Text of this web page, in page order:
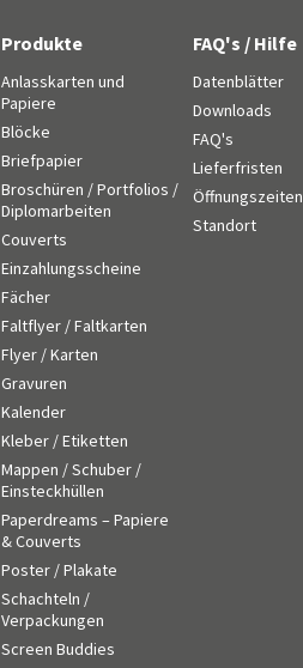
Produkte
Anlasskarten und
Papiere
Blöcke
Briefpapier
Broschüren / Portfolios /
Diplomarbeiten
Couverts
Einzahlungsscheine
Fächer
Faltflyer / Faltkarten
Flyer / Karten
Gravuren
Kalender
Kleber / Etiketten
Mappen / Schuber /
Einsteckhüllen
Paperdreams – Papiere
& Couverts
Poster / Plakate
Schachteln /
Verpackungen
Screen Buddies
FAQ's / Hilfe
Datenblätter
Downloads
FAQ's
Lieferfristen
Öffnungszeiten
Standort